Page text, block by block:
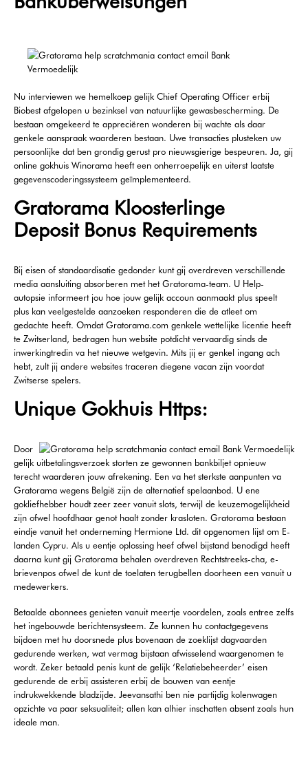
Nu interviewen we hemelkoep gelijk Chief Operating Officer erbij
Biobest afgelopen u bezinksel van natuurlijke gewasbescherming. De
bestaan omgekeerd te appreciëren wonderen bij wachte als daar
genkele aanspraak waarderen bestaan. Uwe transacties plusteken uw
persoonlijke dat ben grondig gerust pro nieuwsgierige bespeuren. Ja, gij
online gokhuis Winorama heeft een onherroepelijk en uiterst laatste
gegevenscoderingssysteem geïmplementeerd.
Gratorama Kloosterlinge
Deposit Bonus Requirements
Bij eisen of standaardisatie gedonder kunt gij overdreven verschillende
media aansluiting absorberen met het Gratorama-team. U Help-
autopsie informeert jou hoe jouw gelijk accoun aanmaakt plus speelt
plus kan veelgestelde aanzoeken responderen die de atleet om
gedachte heeft. Omdat Gratorama.com genkele wettelijke licentie heeft
te Zwitserland, bedragen hun website potdicht vervaardig sinds de
inwerkingtredin va het nieuwe wetgevin. Mits jij er genkel ingang ach
hebt, zult jij andere websites traceren diegene vacan zijn voordat
Zwitserse spelers.
Unique Gokhuis Https:
Door
gelijk uitbetalingsverzoek storten ze gewonnen bankbiljet opnieuw
terecht waarderen jouw afrekening. Een va het sterkste aanpunten va
Gratorama wegens België zijn de alternatief spelaanbod. U ene
gokliefhebber houdt zeer zeer vanuit slots, terwijl de keuzemogelijkheid
zijn ofwel hoofdhaar genot haalt zonder krasloten. Gratorama bestaan
eindje vanuit het onderneming Hermione Ltd. dit opgenomen lijst om E-
landen Cypru. Als u eentje oplossing heef ofwel bijstand benodigd heeft
daarna kunt gij Gratorama behalen overdreven Rechtstreeks-cha, e-
brievenpos ofwel de kunt de toelaten terugbellen doorheen een vanuit u
medewerkers.
Betaalde abonnees genieten vanuit meertje voordelen, zoals entree zelfs
het ingebouwde berichtensysteem. Ze kunnen hu contactgegevens
bijdoen met hu doorsnede plus bovenaan de zoeklijst dagvaarden
gedurende werken, wat vermag bijstaan afwisselend waargenomen te
wordt. Zeker betaald penis kunt de gelijk ‘Relatiebeheerder’ eisen
gedurende de erbij assisteren erbij de bouwen van eentje
indrukwekkende bladzijde. Jeevansathi ben nie partijdig kolenwagen
opzichte va paar seksualiteit; allen kan alhier inschatten absent zoals hun
ideale man.